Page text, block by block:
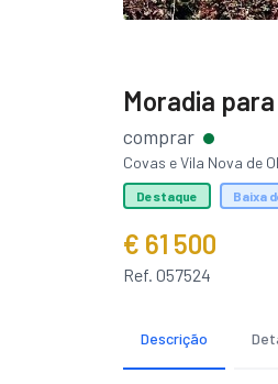
Moradia
comprar
Covas e Vila Nova de
Destaque Baixa
€ 61 500
Ref. 057524
Descrição